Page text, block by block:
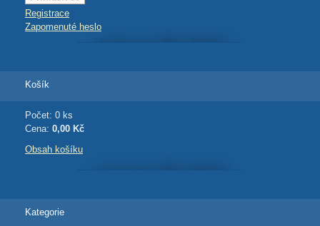
Registrace
Zapomenuté heslo
Košík
Počet: 0 ks
Cena: 0,00 Kč
Obsah košíku
Kategorie